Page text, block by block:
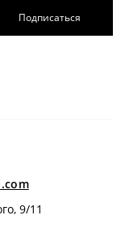
Подписаться
9/11